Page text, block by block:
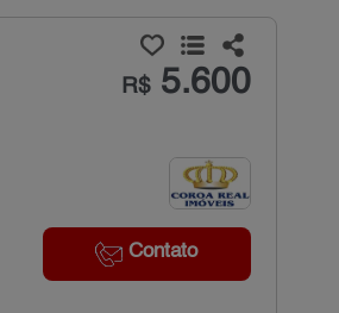
R$5.600
Contato